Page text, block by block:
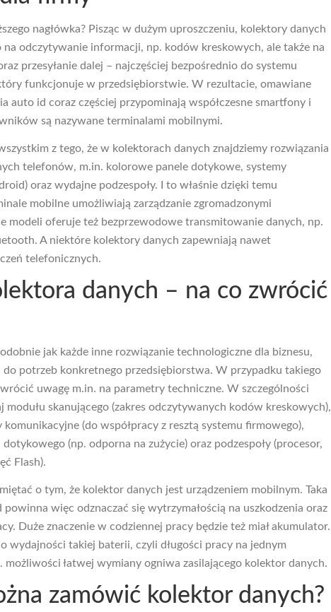
nagłówka? Pisząc w dużym uproszczeniu, kolektory danych
na odczytywanie informacji, np. kodów kreskowych, ale także na
przesyłanie dalej – najczęściej bezpośrednio do systemu
funkcjonuje w przedsiębiorstwie. W rezultacie, omawiane
auto id coraz częściej przypominają współczesne smartfony i
są nazywane terminalami mobilnymi.
z tego, że w kolektorach danych znajdziemy rozwiązania
telefonów, m.in. kolorowe panele dotykowe, systemy
oraz wydajne podzespoły. I to właśnie dzięki temu
mobilne umożliwiają zarządzanie zgromadzonymi
modeli oferuje też bezprzewodowe transmitowanie danych, np.
A niektóre kolektory danych zapewniają nawet
telefonicznych.
danych – na co zwrócić
jak każde inne rozwiązanie technologiczne dla biznesu,
do potrzeb konkretnego przedsiębiorstwa. W przypadku takiego
uwagę m.in. na parametry techniczne. W szczególności
modułu skanującego (zakres odczytywanych kodów kreskowych),
(do współpracy z resztą systemu firmowego),
(np. odporna na zużycie) oraz podzespoły (procesor,
Flash).
o tym, że kolektor danych jest urządzeniem mobilnym. Taka
więc odznaczać się wytrzymałością na uszkodzenia oraz
Duże znaczenie w codziennej pracy będzie też miał akumulator.
wydajności takiej baterii, czyli długości pracy na jednym
możliwości łatwej wymiany ogniwa zasilającego kolektor danych.
zamówić kolektor danych?